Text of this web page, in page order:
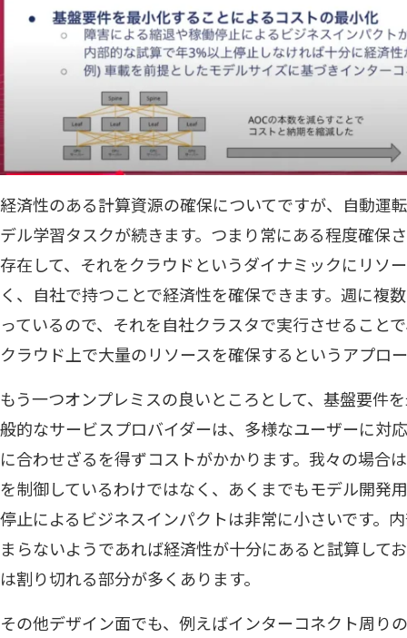
経済性のある計算資源の確保についてですが、自動運
デル学習タスクが続きます。つまり常にある程度確保
存在して、それをクラウドというダイナミックにリソ
く、自社で持つことで経済性を確保できます。週に複
っているので、それを自社クラスタで実行させること
クラウド上で大量のリソースを確保するというアプロ
もう一つオンプレミスの良いところとして、基盤要件
般的なサービスプロバイダーは、多様なユーザーに対
に合わせざるを得ずコストがかかります。我々の場合
を制御しているわけではなく、あくまでもモデル開発
停止によるビジネスインパクトは非常に小さいです。
まらないようであれば経済性が十分にあると試算して
は割り切れる部分が多くあります。
その他デザイン面でも、例えばインターコネクト周り